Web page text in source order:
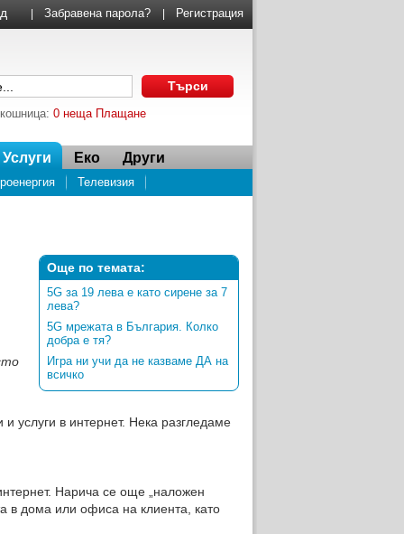
Забравена парола? Регистрация
0 неща Плащане
Услуги
Телевизия
Еко Други
Още по темата:
5G за 19 лева е като сирене за 7
лева?
5G мрежата в България. Колко
добра е тя?
Игра ни учи да не казваме ДА на
всичко
услуги в интернет. Нека разгледаме
Нарича се още „наложен
в дома или офиса на клиента, като